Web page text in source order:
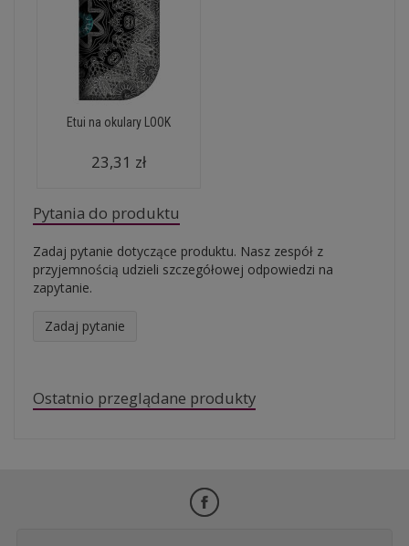
Etui na okulary LOOK
23,31 zł
Pytania do produktu
Zadaj pytanie dotyczące produktu. Nasz zespół z
przyjemnością udzieli szczegółowej odpowiedzi na
zapytanie.
Zadaj pytanie
Ostatnio przeglądane produkty